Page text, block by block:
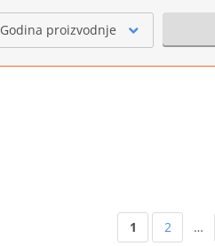
Godina proizvodnje
1 2 …